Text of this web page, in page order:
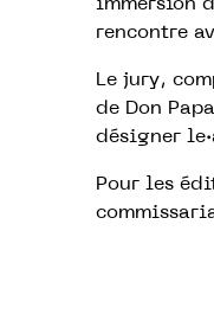
immersion
rencontre
Le jury,
de Don
désigner
Pour les